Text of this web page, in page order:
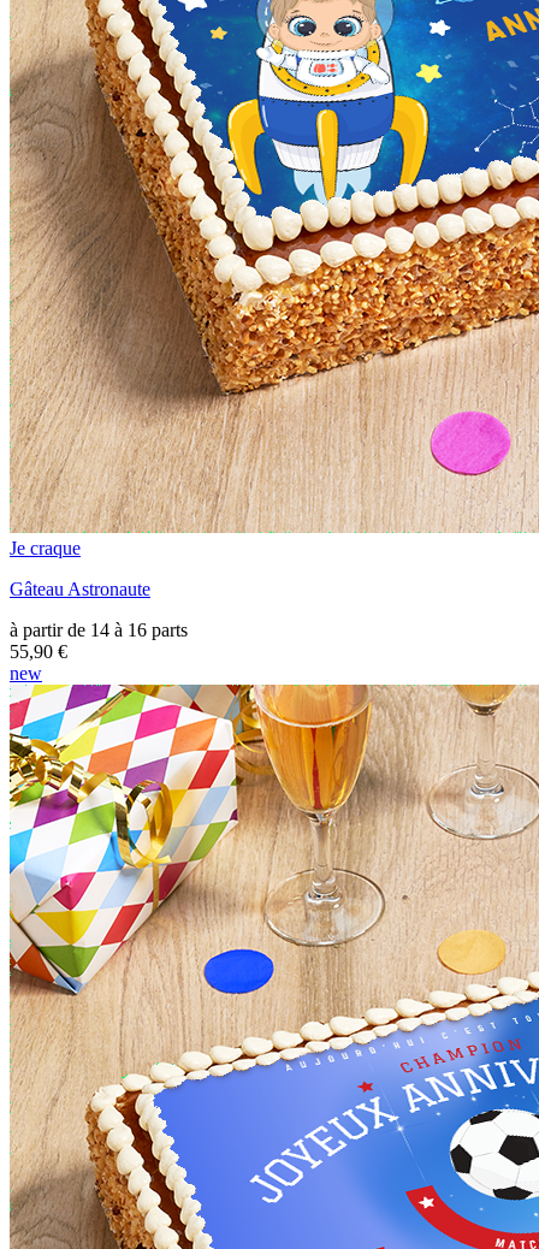
Je craque
Gâteau Astronaute
à partir de 14 à 16 parts
55,90 €
new